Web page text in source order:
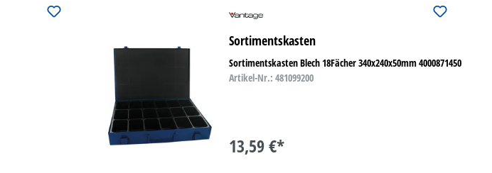
Sortimentskasten
Sortimentskasten Blech 18Fächer 340x240x50mm 4000871450
Artikel-Nr.: 481099200
13,59 €*